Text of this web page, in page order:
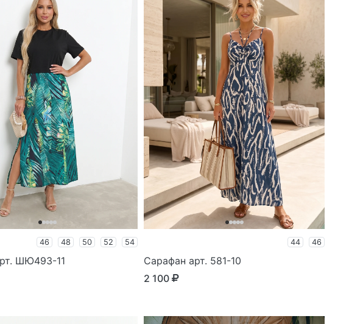
46 48 50 52 54
ШЮ493-11
44 46
Сарафан арт. 581-10
2 100